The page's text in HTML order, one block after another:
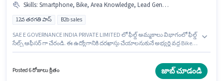
Skills: Smartphone, Bike, Area Knowledge, Lead Generation, Wiring
12వ తరగతి పాస్ B2b sales
SAE E GOVERNANCE INDIA PRIVATE LIMITED లో ఫీల్డ్ అమ్మకాలు విభాగంలో ఫీల్డ్
సేల్స్ ఆఫీసర్ గా చేరండి. ఈ ఉద్యోగానికి దరఖాస్తు చేయాలనుకునే అభ్యర్థి వద్ద Bike,
అభ్యర్థులు తప్పనిసరిగా 12వ తరగతి పాస్ డిగ్రీ/సర్టిఫికెట్ కలిగి ఉండాలి. ఈ
Posted 6 రోజులు క్రితం జాబ్ చూడండి